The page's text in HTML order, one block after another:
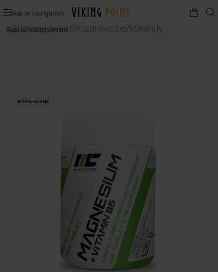
Skip to navigation
Skip to main content
Strona główna/Prozdrowotne/Minerały
WYPRZEDANE